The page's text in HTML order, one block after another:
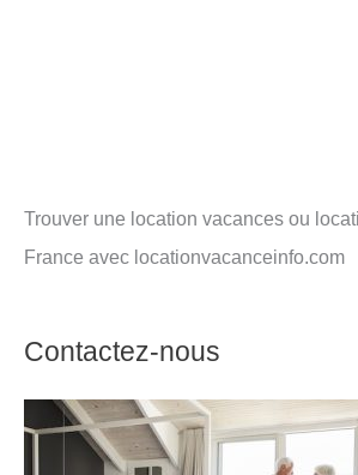
Trouver une location vacances ou
France avec locationvacanceinfo.com
Contactez-nous